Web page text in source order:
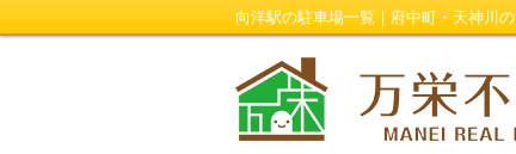
向洋駅の駐車場一覧｜府中町・天神川